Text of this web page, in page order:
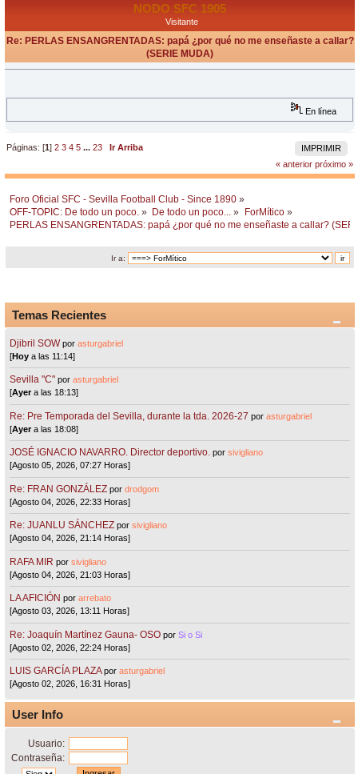
NODO SFC 1905
Visitante
Re: PERLAS ENSANGRENTADAS: papá ¿por qué no me enseñaste a callar?
(SERIE MUDA)
En línea
IMPRIMIR
Páginas: [1]2 3 4 5 ...23
Ir Arriba
« anterior próximo »
Foro Oficial SFC - Sevilla Football Club - Since 1890 »
OFF-TOPIC: De todo un poco. » De todo un poco... » ForMítico»
PERLAS ENSANGRENTADAS: papá ¿por qué no me enseñaste a callar?
Ir a:
Temas Recientes
Djibril SOW porasturgabriel
[Hoy a las 11:14]
Sevilla "C"porasturgabriel
[Ayera las 18:13]
Re: Pre Temporada del Sevilla, durante la tda. 2026-27 porasturgabriel
[Ayera las 18:08]
JOSÉ IGNACIO NAVARRO. Director deportivo. porsivigliano
[Agosto 05, 2026, 07:27 Horas]
Re: FRAN GONZÁLEZ pordrodgom
[Agosto 04, 2026, 22:33 Horas]
Re: JUANLU SÁNCHEZ porsivigliano
[Agosto 04, 2026, 21:14 Horas]
RAFA MIR porsivigliano
[Agosto 04, 2026, 21:03 Horas]
LA AFICIÓN porarrebato
[Agosto 03, 2026, 13:11 Horas]
Re: Joaquín Martínez Gauna- OSO porSi o Si
[Agosto 02, 2026, 22:24 Horas]
LUIS GARCÍA PLAZA porasturgabriel
[Agosto 02, 2026, 16:31 Horas]
User Info
Usuario:
Contraseña: